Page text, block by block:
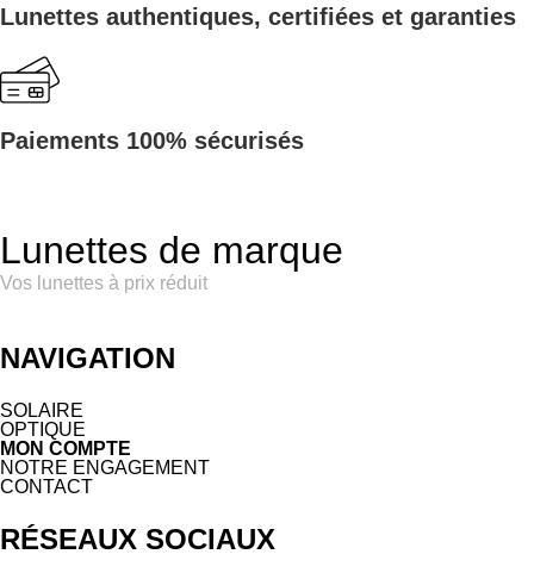
Lunettes authentiques, certifiées et garanties
Paiements 100% sécurisés
Lunettes de marque
Vos lunettes à prix réduit
NAVIGATION
SOLAIRE
OPTIQUE
MON COMPTE
NOTRE ENGAGEMENT
CONTACT
RÉSEAUX SOCIAUX